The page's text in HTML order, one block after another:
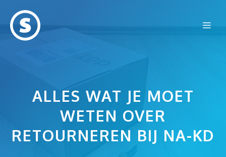
naar
ALLES WAT JE MOET
WETEN OVER
RETOURNEREN BIJ NA-KD